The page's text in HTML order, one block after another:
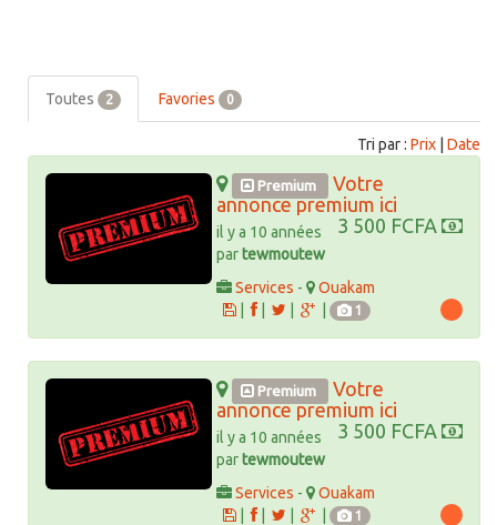
Toutes 2 Favories 0
Tri par : Prix Date
Premium
Votre
annonce premium ici
3 500 FCFA
il y a 10 années
partewmoutew
Services -
Ouakam
|
1
Premium
Votre
annonce premium ici
3 500 FCFA
il y a 10 années
partewmoutew
Services -
Ouakam
|
1